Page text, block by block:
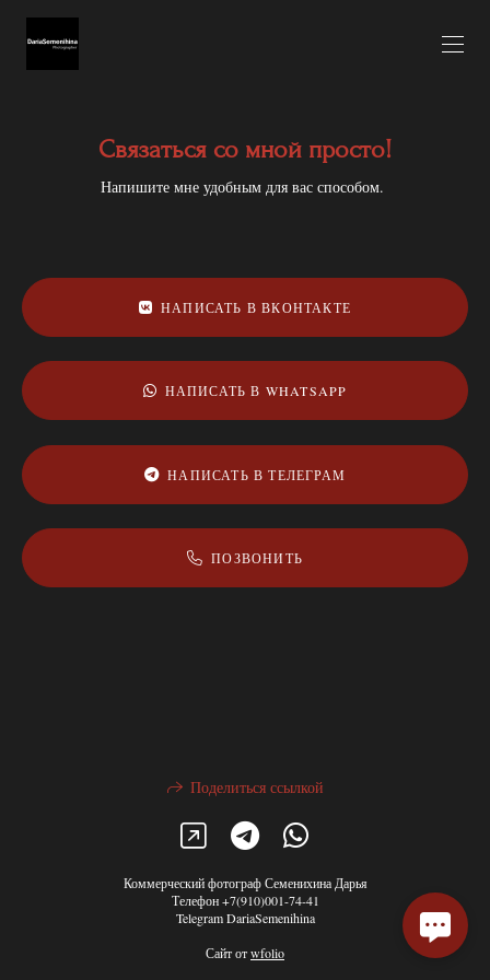
Связаться со мной просто!
Напишите мне удобным для вас способом.
НАПИСАТЬ В ВКОНТАКТЕ
НАПИСАТЬ В WHATSAPP
НАПИСАТЬ В ТЕЛЕГРАМ
ПОЗВОНИТЬ
Поделиться ссылкой
Коммерческий фотограф Семенихина Дарья
Телефон +7(910)001-74-41
Telegram DariaSemenihina
Сайт отwfolio